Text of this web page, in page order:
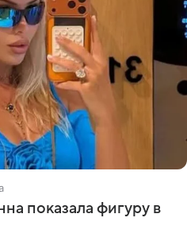
показала фигуру в